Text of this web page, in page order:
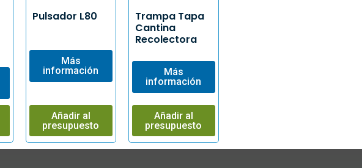
Pulsador L80
Más
información
Añadir al
presupuesto
Trampa Tapa
Cantina
Recolectora
Más
información
Añadir al
presupuesto